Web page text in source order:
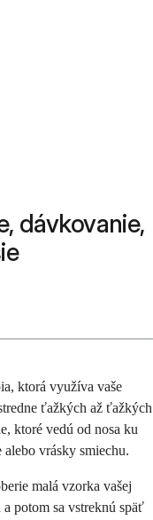
dávkovanie,
ktorá využíva vaše
ťažkých až ťažkých
ktoré vedú od nosa ku
vrásky smiechu.
malá vzorka vašej
potom sa vstreknú späť